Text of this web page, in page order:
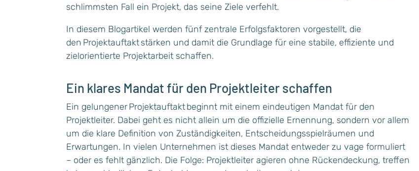
schlimmsten Fall ein Projekt, das seine Ziele verfehlt.
In diesem Blogartikel werden fünf zentrale Erfolgsfaktoren vorgestellt, die
den Projektauftakt stärken und damit die Grundlage für eine stabile, effiziente und
zielorientierte Projektarbeit schaffen.
Ein klares Mandat für den Projektleiter schaffen
Ein gelungener Projektauftakt beginnt mit einem eindeutigen Mandat für den
Projektleiter. Dabei geht es nicht allein um die offizielle Ernennung, sondern vor allem
um die klare Definition von Zuständigkeiten, Entscheidungsspielräumen und
Erwartungen. In vielen Unternehmen ist dieses Mandat entweder zu vage formuliert
– oder es fehlt gänzlich. Die Folge: Projektleiter agieren ohne Rückendeckung, treffen